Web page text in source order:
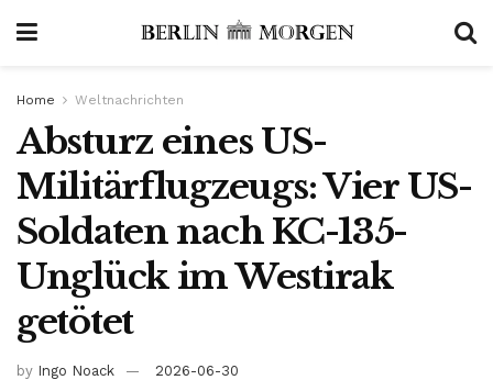
Home Weltnachrichten
Absturz eines US-
Militärflugzeugs: Vier US-
Soldaten nach KC-135-
Unglück im Westirak
getötet
by Ingo Noack 2026-06-30